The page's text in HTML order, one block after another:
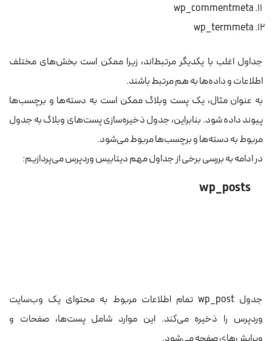
wp_commentmeta
wp_termmeta
جداول اغلب با یکدیگر مرتبط‌اند، زیرا ممکن است بخش‌های مختلف
اطلاعات و داده‌ها به هم مرتبط باشند.
به عنوان مثال، یک پست وبلاگ ممکن است به دسته‌ها و برچسب‌ها
پیوند داده شود. بنابراین، جدول ذخیره‌سازی پست‌های وبلاگ به جدول
مربوط به دسته‌ها و برچسب‌ها مربوط می‌شود.
در ادامه به بررسی برخی از جداول مهم دیتابیس وردپرس می‌پردازیم:
wp_posts
جدول wp_post تمام اطلاعات مربوط به محتوای یک وب‌سایت
وردپرس را ذخیره می‌کند. این موارد شامل پست‌ها، صفحات و